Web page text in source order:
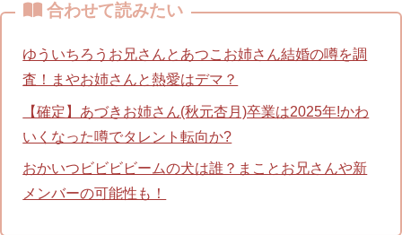
合わせて読みたい
ゆういちろうお兄さんとあつこお姉さん結婚の噂を調
査！まやお姉さんと熱愛はデマ？
【確定】あづきお姉さん(秋元杏月)卒業は2025年!かわ
いくなった噂でタレント転向か?
おかいつビビビビームの犬は誰？まことお兄さんや新
メンバーの可能性も！